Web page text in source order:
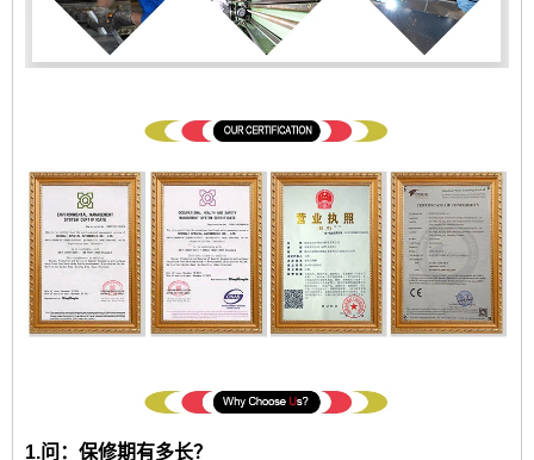
1.问：保修期有多长？